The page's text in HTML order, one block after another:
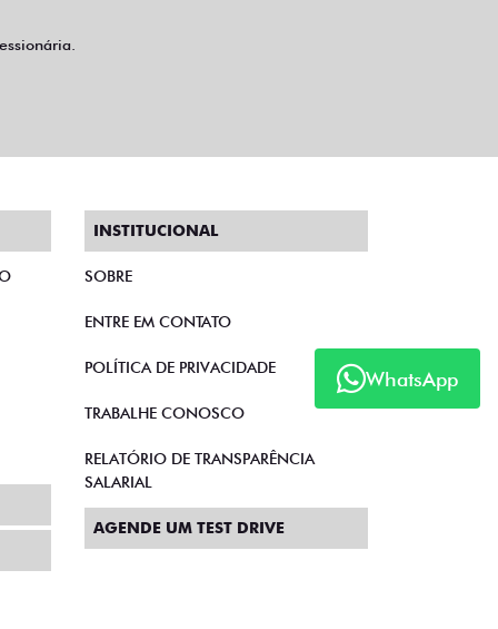
WhatsApp
INSTITUCIONAL
SOBRE
ENTRE EM CONTATO
POLÍTICA DE PRIVACIDADE
TRABALHE CONOSCO
RELATÓRIO DE TRANSPARÊNCIA
SALARIAL
AGENDE UM TEST DRIVE